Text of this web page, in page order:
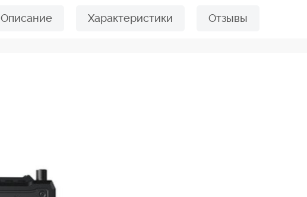
Описание Характеристики Отзывы